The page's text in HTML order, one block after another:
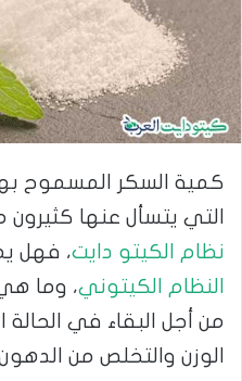
كمية السكر المسموح
التي يتسأل عنها
نظام الكيتو دايت، فهل
النظام الكيتوني، وما
من أجل البقاء في
الوزن والتخلص من